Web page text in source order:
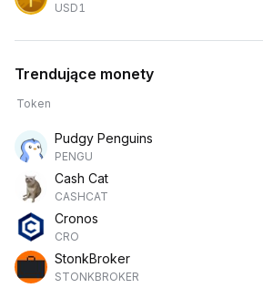
USD1
Trendujące monety
Token
Pudgy Penguins
PENGU
Cash Cat
CASHCAT
Cronos
CRO
StonkBroker
STONKBROKER